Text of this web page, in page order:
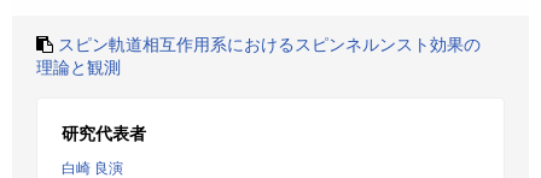
スピン軌道相互作用系におけるスピンネルンスト効果の
理論と観測
研究代表者
白崎 良演